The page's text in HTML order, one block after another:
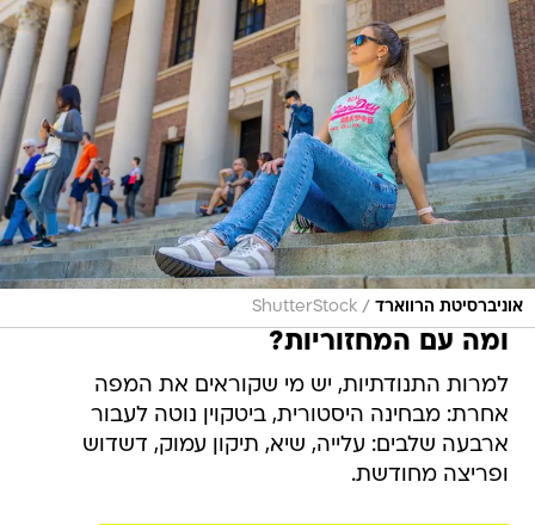
אוניברסיטת הרווארד /
ShutterStock
ומה עם המחזוריות?
למרות התנודתיות, יש מי שקוראים את המפה
אחרת: מבחינה היסטורית, ביטקוין נוטה לעבור
ארבעה שלבים: עלייה, שיא, תיקון עמוק, דשדוש
ופריצה מחודשת.